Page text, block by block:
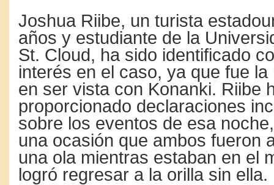
Joshua Riibe, un turista
años y estudiante de la
St. Cloud, ha sido identificado
interés en el caso, ya que fue
en ser vista con Konanki. Riibe
proporcionado declaraciones
sobre los eventos de esa
una ocasión que ambos fueron
una ola mientras estaban en el
logró regresar a la orilla sin ella.